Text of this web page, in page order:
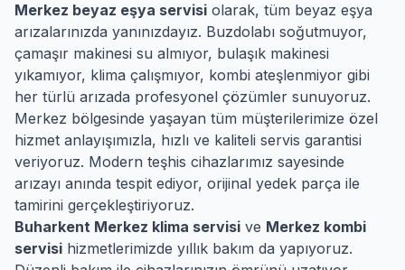
Merkez beyaz eşya servisi olarak, tüm beyaz eşya
arızalarınızda yanınızdayız. Buzdolabı soğutmuyor,
çamaşır makinesi su almıyor, bulaşık makinesi
yıkamıyor, klima çalışmıyor, kombi ateşlenmiyor gibi
her türlü arızada profesyonel çözümler sunuyoruz.
Merkez bölgesinde yaşayan tüm müşterilerimize özel
hizmet anlayışımızla, hızlı ve kaliteli servis garantisi
veriyoruz. Modern teşhis cihazlarımız sayesinde
arızayı anında tespit ediyor, orijinal yedek parça ile
tamirini gerçekleştiriyoruz.
Buharkent Merkez klima servisi ve Merkez kombi
servisi hizmetlerimizde yıllık bakım da yapıyoruz.